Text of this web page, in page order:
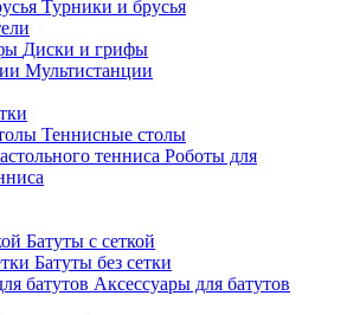
Турники и брусья
Диски и грифы
Мультистанции
Теннисные столы
Роботы для
Батуты с сеткой
Батуты без сетки
Аксессуары для батутов